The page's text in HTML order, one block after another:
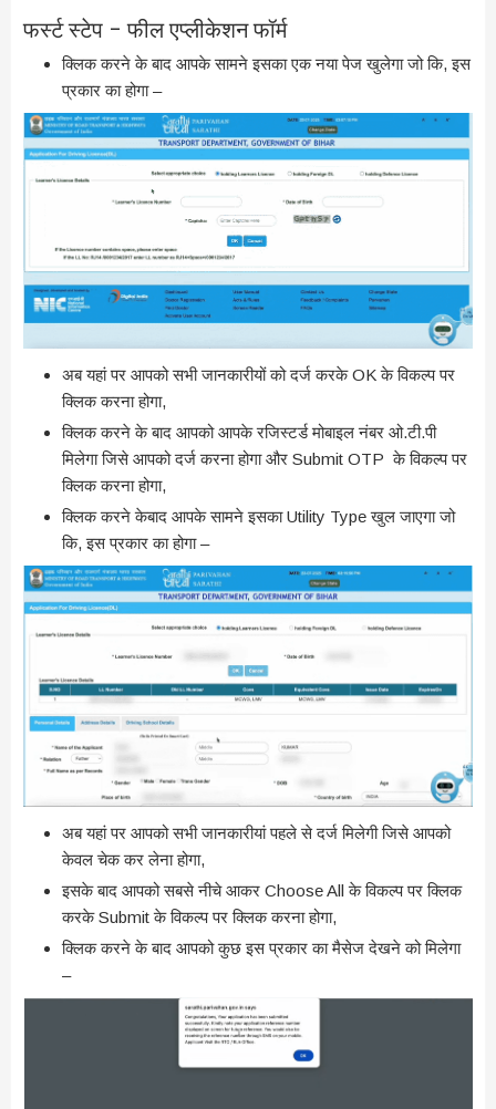
फर्स्ट स्टेप – फील एप्लीकेशन फॉर्म
क्लिक करने के बाद आपके सामने इसका एक नया पेज खुलेगा जो कि, इस
प्रकार का होगा –
अब यहां पर आपको सभी जानकारीयों को दर्ज करके OK के विकल्प पर
क्लिक करना होगा,
क्लिक करने के बाद आपको आपके रजिस्टर्ड मोबाइल नंबर ओ.टी.पी
मिलेगा जिसे आपको दर्ज करना होगा और Submit OTP के विकल्प पर
क्लिक करना होगा,
क्लिक करने केबाद आपके सामने इसका Utility Type खुल जाएगा जो
कि, इस प्रकार का होगा –
अब यहां पर आपको सभी जानकारीयां पहले से दर्ज मिलेगी जिसे आपको
केवल चेक कर लेना होगा,
इसके बाद आपको सबसे नीचे आकर Choose All के विकल्प पर क्लिक
करके Submit के विकल्प पर क्लिक करना होगा,
क्लिक करने के बाद आपको कुछ इस प्रकार का मैसेज देखने को मिलेगा
–